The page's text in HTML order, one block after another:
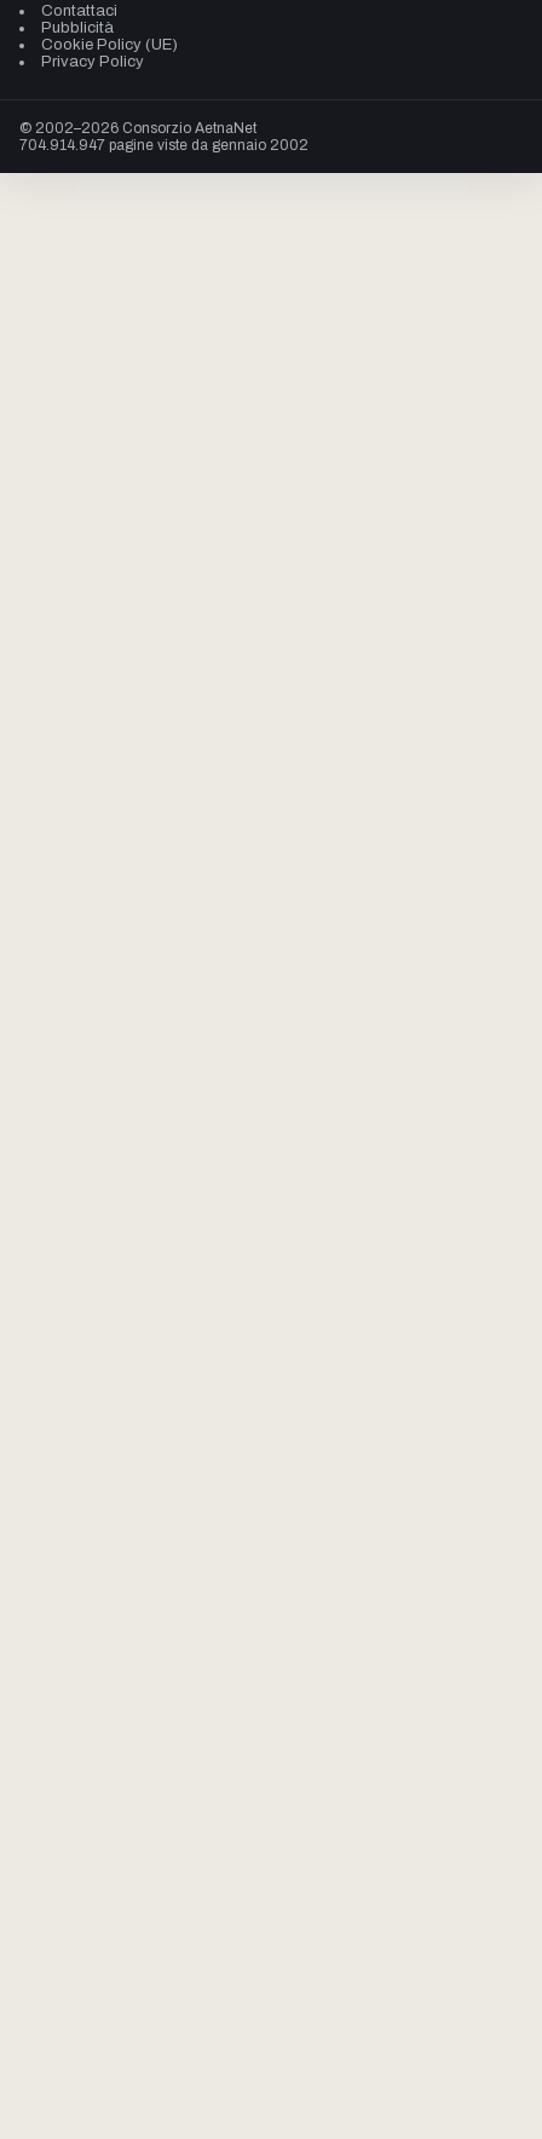
Contattaci
Pubblicità
Cookie Policy (UE)
Privacy Policy
© 2002–2026 Consorzio AetnaNet
704.914.947 pagine viste da gennaio 2002